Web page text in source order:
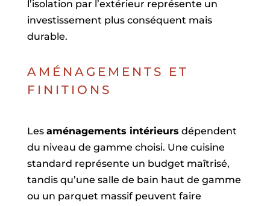
l’isolation par l’extérieur représente un
investissement plus conséquent mais
durable.
AMÉNAGEMENTS ET
FINITIONS
Les aménagements intérieurs dépendent
du niveau de gamme choisi. Une cuisine
standard représente un budget maîtrisé,
tandis qu’une salle de bain haut de gamme
ou un parquet massif peuvent faire